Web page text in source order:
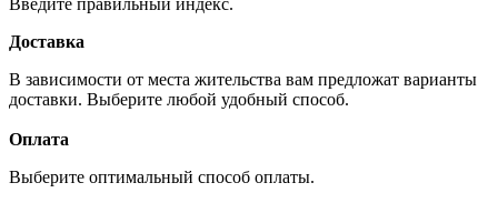
Доставка
В зависимости от места жительства вам предложат варианты
доставки. Выберите любой удобный способ.
Оплата
Выберите оптимальный способ оплаты.